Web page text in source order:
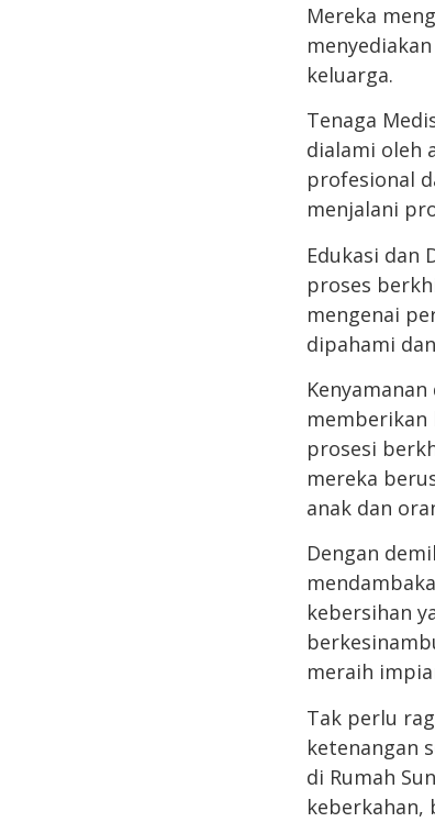
Mereka
keluarga.
Tenaga
dialami oleh
profesional
menjalani
Edukasi dan
proses
mengenai
dipahami
memberikan
prosesi
mereka
anak dan
Dengan
kebersihan
meraih
Tak perlu
ketenangan
di Rumah
keberkahan,